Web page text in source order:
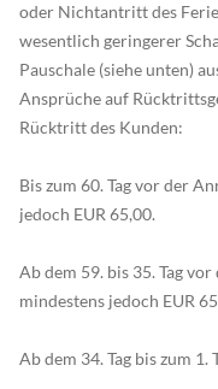
oder Nichtantritt des
wesentlich geringerer
Pauschale (siehe unten)
Ansprüche auf
Rücktritt des Kunden:
Bis zum 60. Tag vor der
jedoch EUR 65,00.
Ab dem 59. bis 35. Tag
mindestens jedoch EUR
Ab dem 34. Tag bis zum 1.